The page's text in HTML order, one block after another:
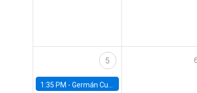
5
1:35 PM - Germán Cubas, University of Houston